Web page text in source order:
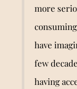
more
have
few
having